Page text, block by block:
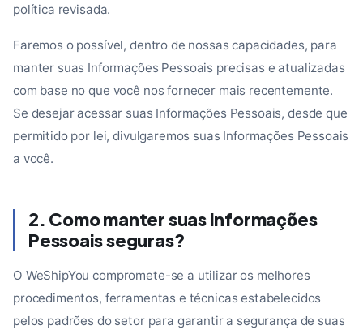
política revisada.
Faremos o possível, dentro de nossas capacidades, para
manter suas Informações Pessoais precisas e atualizadas
com base no que você nos fornecer mais recentemente.
Se desejar acessar suas Informações Pessoais, desde que
permitido por lei, divulgaremos suas Informações Pessoais
a você.
2. Como manter suas Informações
Pessoais seguras?
O WeShipYou compromete-se a utilizar os melhores
procedimentos, ferramentas e técnicas estabelecidos
pelos padrões do setor para garantir a segurança de suas